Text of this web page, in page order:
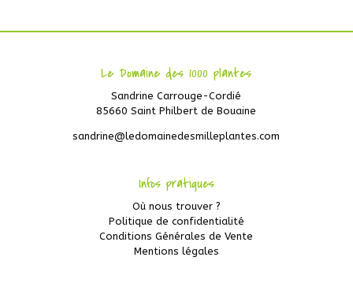
Le Domaine des 1000 plantes
Sandrine Carrouge-Cordié
85660 Saint Philbert de Bouaine
sandrine@ledomainedesmilleplantes.com
Infos pratiques
Où nous trouver ?
Politique de confidentialité
Conditions Générales de Vente
Mentions légales